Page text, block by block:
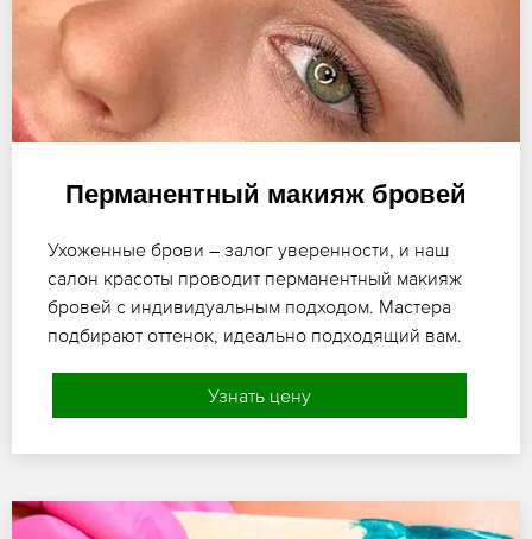
Перманентный макияж бровей
Ухоженные брови – залог уверенности, и наш
салон красоты проводит перманентный макияж
бровей с индивидуальным подходом. Мастера
подбирают оттенок, идеально подходящий вам.
Узнать цену